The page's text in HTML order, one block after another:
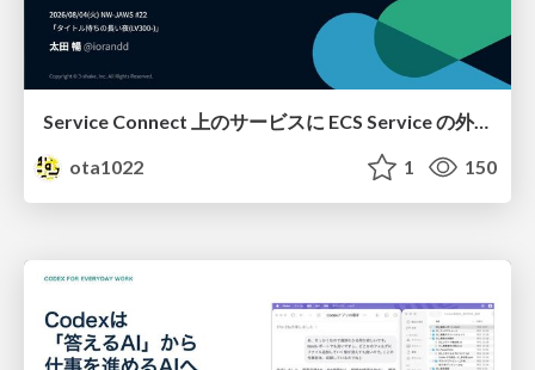
Service Connect 上のサービスに ECS Service の外側から到達できなかった話
ota1022
1 150